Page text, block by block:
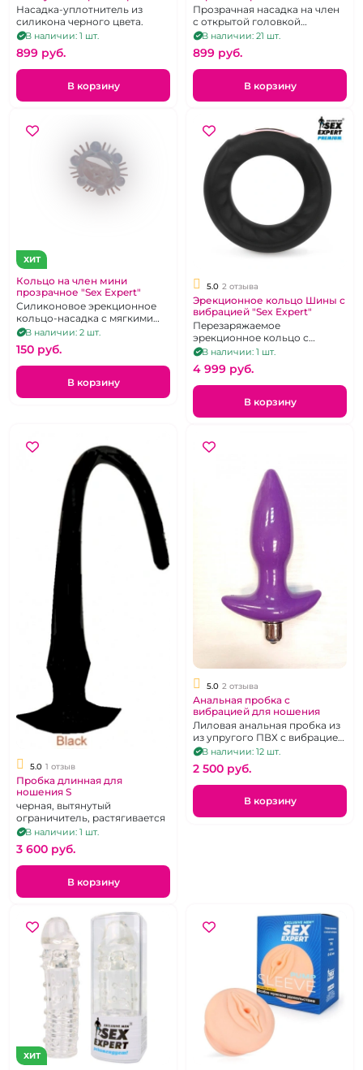
Насадка-уплотнитель из
силикона черного цвета.
В наличии: 1 шт.
899 pуб.
В корзину
Прозрачная насадка на член
с открытой головкой
ребристая
В наличии: 21 шт.
899 pуб.
В корзину
ХИТ
Кольцо на член мини
прозрачное "Sex Expert"
Силиконовое эрекционное
кольцо-насадка с мягкими
шипами и усиками
В наличии: 2 шт.
150 pуб.
В корзину
5.0 2 отзыва
Эрекционное кольцо Шины с
вибрацией "Sex Expert"
Перезаряжаемое
эрекционное кольцо с
вибрацией
В наличии: 1 шт.
4 999 pуб.
В корзину
5.0 1 отзыв
Пробка длинная для
ношения S
черная, вытянутый
ограничитель, растягивается
В наличии: 1 шт.
3 600 pуб.
В корзину
5.0 2 отзыва
Анальная пробка с
вибрацией для ношения
Лиловая анальная пробка из
из упругого ПВХ с вибрацией,
пригодная для ношения.
В наличии: 12 шт.
2 500 pуб.
В корзину
ХИТ